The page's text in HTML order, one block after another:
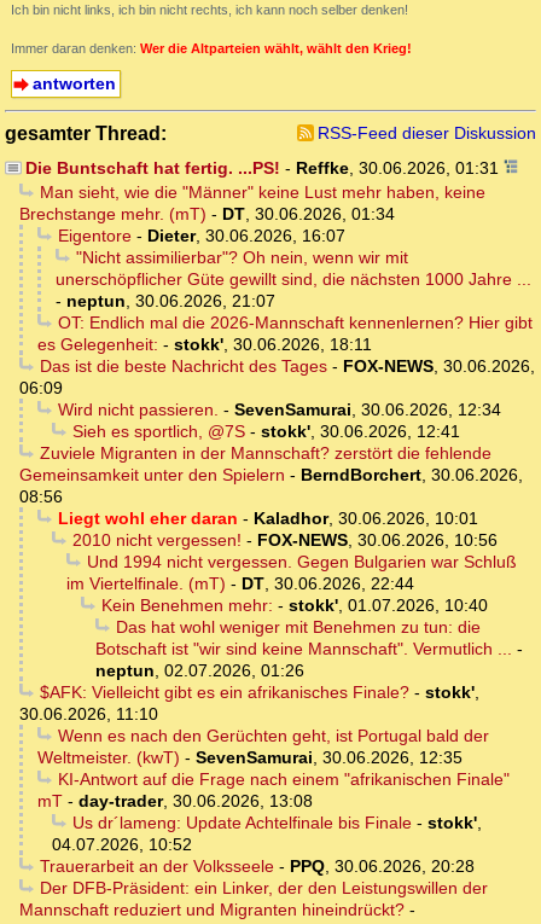
Ich bin nicht links, ich bin nicht rechts, ich kann noch selber denken!
Immer daran denken: Wer die Altparteien wählt, wählt den Krieg!
antworten
gesamter Thread:
RSS-Feed dieser Diskussion
Die Buntschaft hat fertig. ...PS! - Reffke, 30.06.2026, 01:31
Man sieht, wie die "Männer" keine Lust mehr haben, keine
Brechstange mehr. (mT) - DT, 30.06.2026, 01:34
Eigentore- Dieter, 30.06.2026, 16:07
"Nicht assimilierbar"? Oh nein, wenn wir mit
unerschöpflicher Güte gewillt sind, die nächsten 1000 Jahre ...
- neptun, 30.06.2026, 21:07
OT: Endlich mal die 2026-Mannschaft kennenlernen? Hier gibt
es Gelegenheit: - stokk', 30.06.2026, 18:11
Das ist die beste Nachricht des Tages- FOX-NEWS, 30.06.2026,
06:09
Wird nicht passieren. - SevenSamurai, 30.06.2026, 12:34
Sieh es sportlich, @7S- stokk', 30.06.2026, 12:41
Zuviele Migranten in der Mannschaft? zerstört die fehlende
Gemeinsamkeit unter den Spielern - BerndBorchert, 30.06.2026,
08:56
Liegt wohl eher daran - Kaladhor, 30.06.2026, 10:01
2010 nicht vergessen! - FOX-NEWS, 30.06.2026, 10:56
Und 1994 nicht vergessen. Gegen Bulgarien war Schluß
im Viertelfinale. (mT) - DT, 30.06.2026, 22:44
Kein Benehmen mehr: - stokk', 01.07.2026, 10:40
Das hat wohl weniger mit Benehmen zu tun: die
Botschaft ist "wir sind keine Mannschaft". Vermutlich ... -
neptun, 02.07.2026, 01:26
$AFK: Vielleicht gibt es ein afrikanisches Finale?- stokk',
30.06.2026, 11:10
Wenn es nach den Gerüchten geht, ist Portugal bald der
Weltmeister. (kwT) - SevenSamurai, 30.06.2026, 12:35
KI-Antwort auf die Frage nach einem "afrikanischen Finale"
mT - day-trader, 30.06.2026, 13:08
Us dr´lameng: Update Achtelfinale bis Finale- stokk',
04.07.2026, 10:52
Trauerarbeit an der Volksseele- PPQ, 30.06.2026, 20:28
Der DFB-Präsident: ein Linker, der den Leistungswillen der
Mannschaft reduziert und Migranten hineindrückt? -